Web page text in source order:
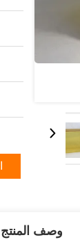
وصف المنتج